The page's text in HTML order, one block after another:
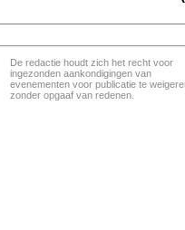
De redactie houdt zich het recht voor
ingezonden aankondigingen van
evenementen voor publicatie te
zonder opgaaf van redenen.